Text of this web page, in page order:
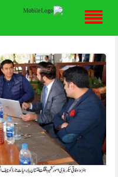
content